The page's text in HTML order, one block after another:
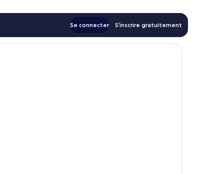
Se connecter S’inscrire gratuitement